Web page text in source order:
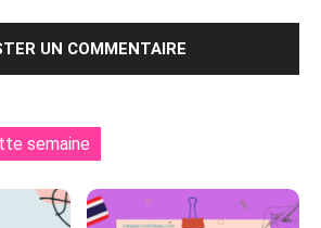
semaine